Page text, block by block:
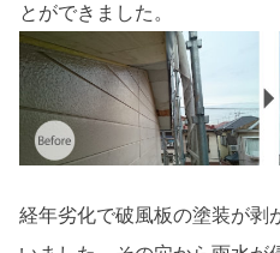
とができました。
経年劣化で破風板の塗装が剥